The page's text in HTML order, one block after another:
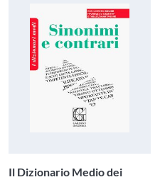
Il Dizionario Medio dei